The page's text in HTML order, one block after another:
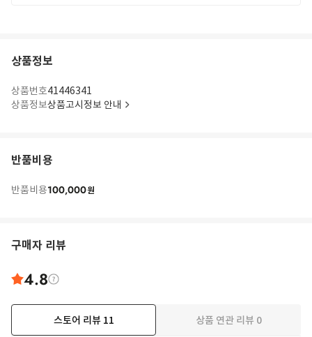
상품정보
상품번호41446341
상품정보상품고시정보 안내
반품비용
반품비용100,000원
구매자 리뷰
4.8
스토어 리뷰 11 상품 연관 리뷰 0